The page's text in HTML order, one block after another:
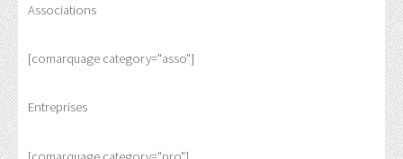
Associations
[comarquage category="asso"]
Entreprises